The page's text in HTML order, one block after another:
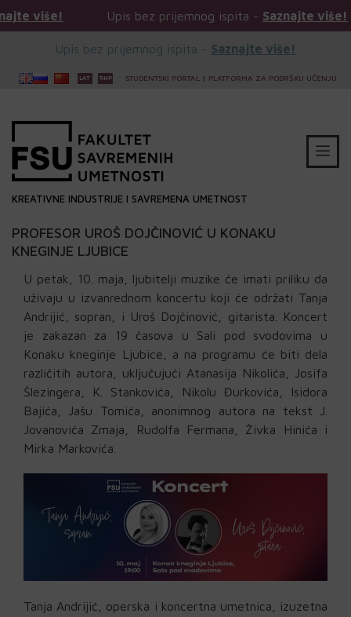
Upis bez prijemnog ispita -Saznajte više!
Upis bez prijemnog ispita - Saznajte više!
STUDENTSKI PORTAL | PLATFORMA ZA PODRŠKU UČENJU
KREATIVNE INDUSTRIJE I SAVREMENA UMETNOST
PROFESOR UROŠ DOJČINOVIĆ U KONAKU
KNEGINJE LJUBICE
U petak, 10. maja, ljubitelji muzike će imati priliku da
uživaju u izvanrednom koncertu koji će održati Tanja
Andrijić, sopran, i Uroš Dojčinović, gitarista. Koncert
je zakazan za 19 časova u Sali pod svodovima u
Konaku kneginje Ljubice, a na programu će biti dela
različitih autora, uključujući Atanasija Nikolića, Josifa
Šlezingera, K. Stankovića, Nikolu Đurkovića, Isidora
Bajića, Jašu Tomića, anonimnog autora na tekst J.
Jovanovića Zmaja, Rudolfa Fermana, Živka Hinića i
Mirka Markovića.
Tanja Andrijić, operska i koncertna umetnica, izuzetna